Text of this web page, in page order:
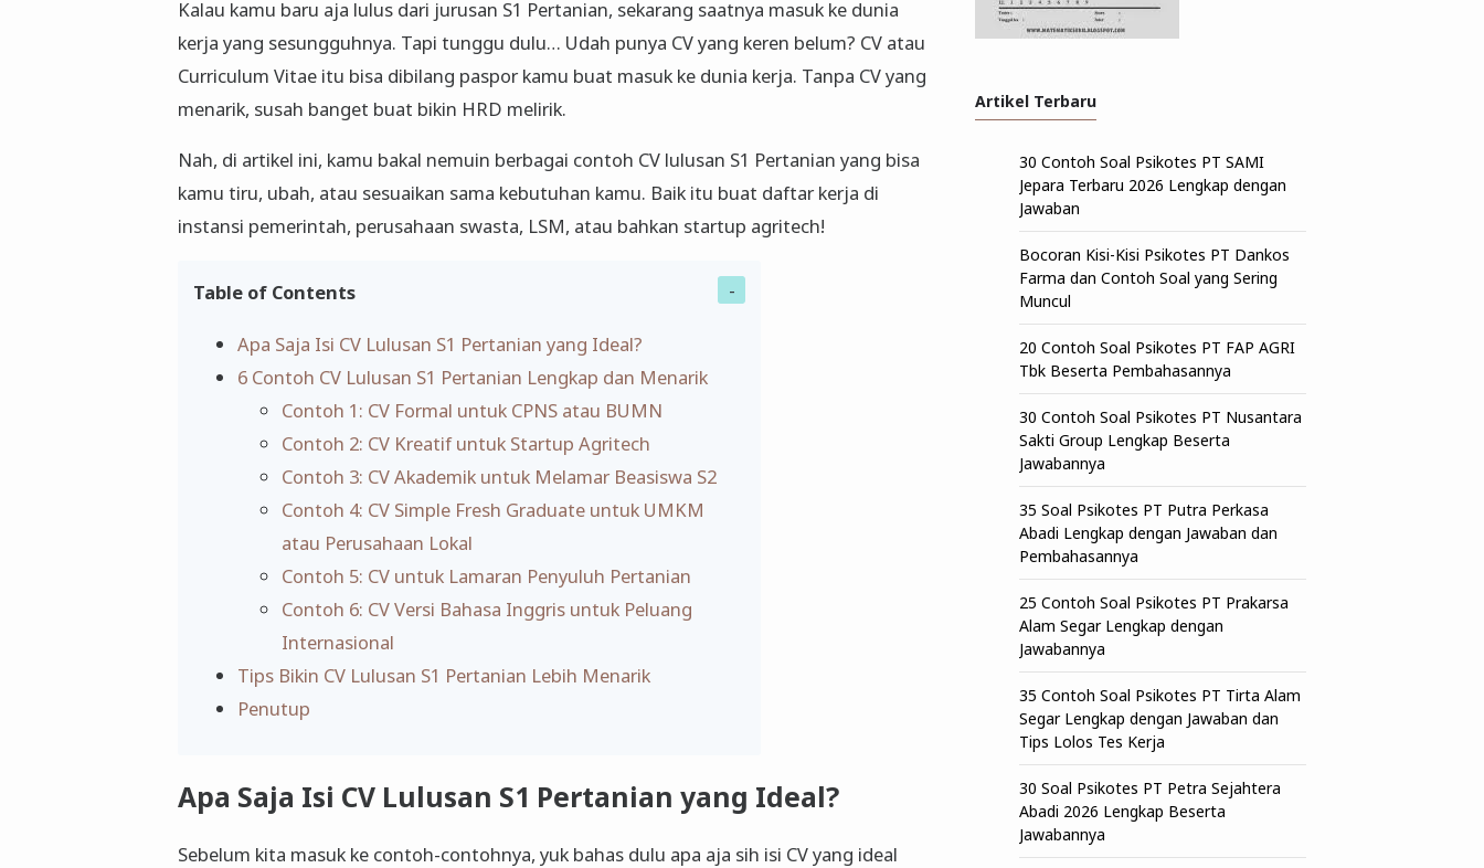
Kalau kamu baru aja lulus dari jurusan S1 Pertanian, sekarang saatnya masuk ke dunia
kerja yang sesungguhnya. Tapi tunggu dulu… Udah punya CV yang keren belum? CV atau
Curriculum Vitae itu bisa dibilang paspor kamu buat masuk ke dunia kerja. Tanpa CV yang
menarik, susah banget buat bikin HRD melirik.
Nah, di artikel ini, kamu bakal nemuin berbagai contoh CV lulusan S1 Pertanian yang bisa
kamu tiru, ubah, atau sesuaikan sama kebutuhan kamu. Baik itu buat daftar kerja di
instansi pemerintah, perusahaan swasta, LSM, atau bahkan startup agritech!
Table of Contents
Apa Saja Isi CV Lulusan S1 Pertanian yang Ideal?
6 Contoh CV Lulusan S1 Pertanian Lengkap dan Menarik
Contoh 1: CV Formal untuk CPNS atau BUMN
Contoh 2: CV Kreatif untuk Startup Agritech
Contoh 3: CV Akademik untuk Melamar Beasiswa S2
Contoh 4: CV Simple Fresh Graduate untuk UMKM
atau Perusahaan Lokal
Contoh 5: CV untuk Lamaran Penyuluh Pertanian
Contoh 6: CV Versi Bahasa Inggris untuk Peluang
Internasional
Tips Bikin CV Lulusan S1 Pertanian Lebih Menarik
Penutup
Apa Saja Isi CV Lulusan S1 Pertanian yang Ideal?
Sebelum kita masuk ke contoh-contohnya, yuk bahas dulu apa aja sih isi CV yang ideal
Artikel Terbaru
30 Contoh Soal Psikotes PT SAMI
Jepara Terbaru 2026 Lengkap dengan
Jawaban
Bocoran Kisi-Kisi Psikotes PT Dankos
Farma dan Contoh Soal yang Sering
Muncul
20 Contoh Soal Psikotes PT FAP AGRI
Tbk Beserta Pembahasannya
30 Contoh Soal Psikotes PT Nusantara
Sakti Group Lengkap Beserta
Jawabannya
35 Soal Psikotes PT Putra Perkasa
Abadi Lengkap dengan Jawaban dan
Pembahasannya
25 Contoh Soal Psikotes PT Prakarsa
Alam Segar Lengkap dengan
Jawabannya
35 Contoh Soal Psikotes PT Tirta Alam
Segar Lengkap dengan Jawaban dan
Tips Lolos Tes Kerja
30 Soal Psikotes PT Petra Sejahtera
Abadi 2026 Lengkap Beserta
Jawabannya